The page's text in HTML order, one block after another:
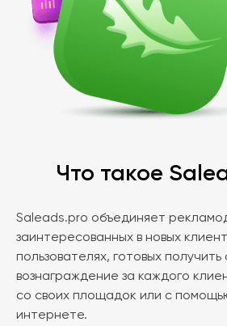
Что такое
Saleads.pro объединяет
заинтересованных в новых
пользователях, готовых
вознаграждение за каждого
со своих площадок или с
интернете.